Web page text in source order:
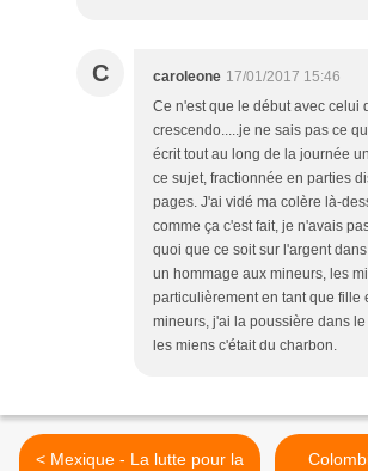
C caroleone 17/01/2017 15:46
Ce n'est que le début avec celui
crescendo.....je ne sais pas ce
écrit tout au long de la journée
ce sujet, fractionnée en parties
pages. J'ai vidé ma colère là-
comme ça c'est fait, je n'avais
quoi que ce soit sur l'argent
un hommage aux mineurs, les
particulièrement en tant que fille
mineurs, j'ai la poussière dans
les miens c'était du charbon.
< Mexique - La lutte pour la